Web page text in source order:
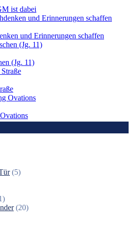
ist dabei
und Erinnerungen schaffen
(Jg. 11)
(5)
(20)